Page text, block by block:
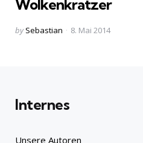
Wolkenkratzer
Posted
by Sebastian 8. Mai 2014
Internes
Unsere Autoren